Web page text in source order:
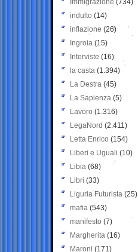
Immigrazione (734)
indulto (14)
inflazione (26)
Ingroia (15)
Interviste (16)
la casta (1.394)
La Destra (45)
La Sapienza (5)
Lavoro (1.316)
LegaNord (2.411)
Letta Enrico (154)
Liberi e Uguali (10)
Libia (68)
Libri (33)
Liguria Futurista (25)
mafia (543)
manifesto (7)
Margherita (16)
Maroni (171)